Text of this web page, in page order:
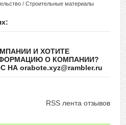
/ Строительные материалы
И ХОТИТЕ
О КОМПАНИИ?
orabote.xyz@rambler.ru
RSS лента отзывов